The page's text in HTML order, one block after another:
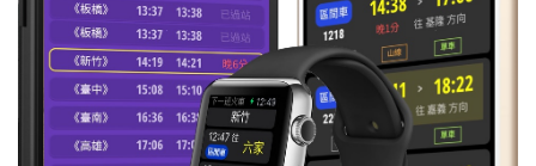
11:25
準時到
普悠瑪
417
往 樹林 每日
12:07
自強
往 新左營 每日